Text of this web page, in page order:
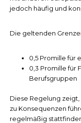
jedoch häufig und
Die geltenden
0,5 Promille für
0,3 Promille für
Berufsgruppen
Diese Regelung
zu Konsequenzen
regelmäßig